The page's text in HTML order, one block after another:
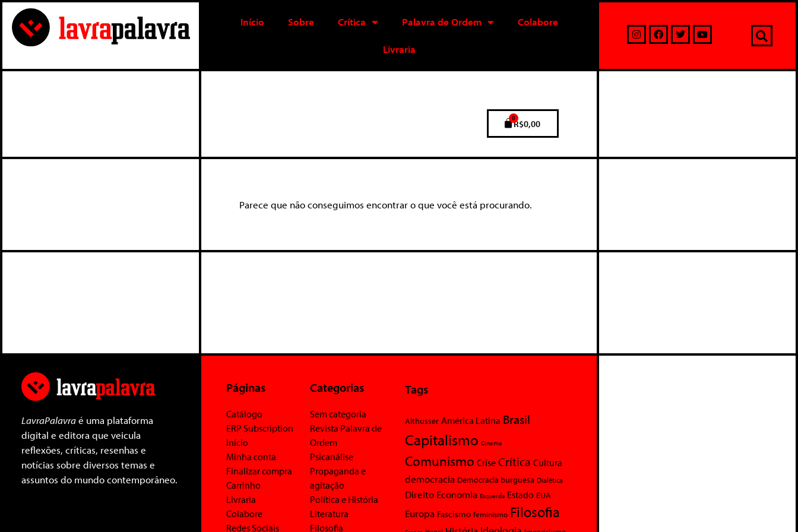
Início Sobre Crítica Palavra de Ordem Colabore
Livraria
R$0,00
0
Parece que não conseguimos encontrar o que você está procurando.
LavraPalavraé uma plataforma
digital e editora que veicula
reflexões, críticas, resenhas e
notícias sobre diversos temas e
assuntos do mundo contemporâneo.
Páginas
Catálogo
ERP Subscription
Início
Minha conta
Finalizar compra
Carrinho
Livraria
Colabore
Redes Sociais
Categorias
Sem categoria
Revista Palavra de
Ordem
Psicanálise
Propaganda e
agitação
Política e História
Literatura
Filosofia
Tags
Althusser América Latina Brasil
Capitalismo Cinema
Comunismo Crise Crítica Cultura
democracia Democracia burguesa Dialética
Direito Economia Esquerda Estado EUA
Europa Fascismo feminismo Filosofia